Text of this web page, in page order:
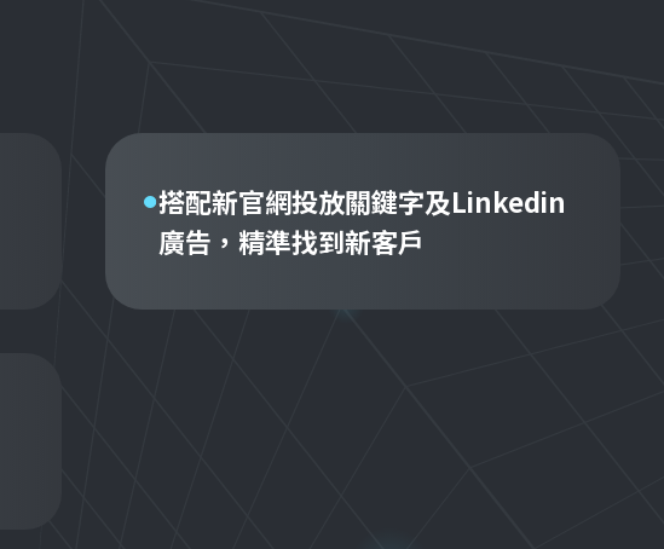
搭配新官網投放關鍵字及Linkedin
廣告，精準找到新客戶